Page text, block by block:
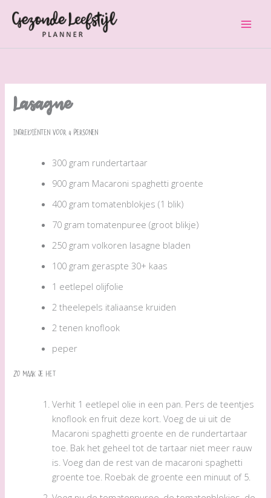
naar
inhoud
Lasagne
Ingrediënten voor 4 personen
300 gram rundertartaar
900 gram Ma­ca­ro­ni spa­ghet­ti groen­te
400 gram tomatenblokjes (1 blik)
70 gram tomatenpuree (groot blikje)
250 gram volkoren lasagne bladen
100 gram geraspte 30+ kaas
1 eetlepel olijfolie
2 theelepels italiaanse kruiden
2 tenen knoflook
peper
Zo maak je het
Verhit 1 eetlepel olie in een pan. Pers de teentjes
knoflook en fruit deze kort. Voeg de ui uit de
Macaroni spaghetti groente en de rundertartaar
toe. Bak het geheel tot de tartaar niet meer rauw
is. Voeg dan de rest van de macaroni spaghetti
groente toe. Roebak de groente een minuut of 5.